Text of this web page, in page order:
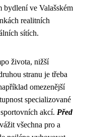
bydlení ve Valašském
realitních
sítích.
života, nižší
stranu je třeba
omezenější
specializované
akcí. Před
všechna pro a